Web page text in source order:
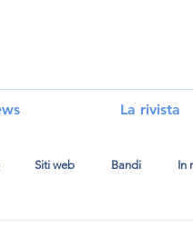
iLa rivista
Siti web Bandi In